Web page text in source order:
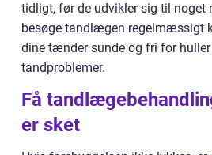
tidligt, før de udvikler sig til noget
besøge tandlægen regelmæssigt
dine tænder sunde og fri for
tandproblemer.
Få
er sket